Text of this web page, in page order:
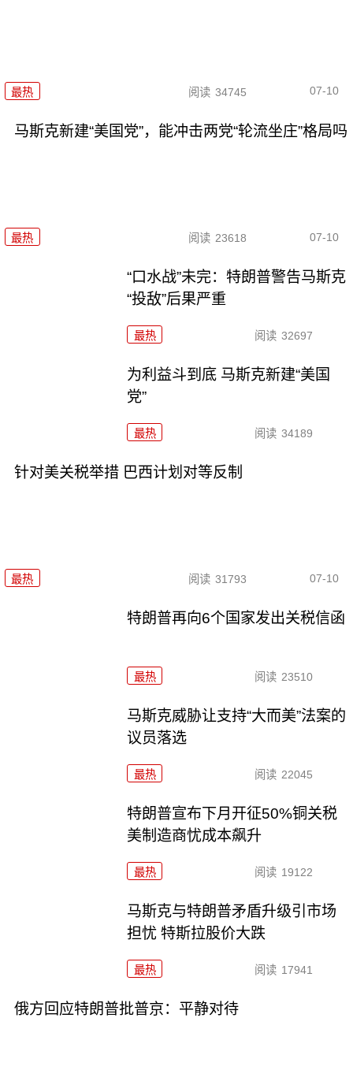
最热 阅读 34745 07-10
马斯克新建“美国党”，能冲击两党“轮流坐庄”格局吗
最热 阅读 23618 07-10
“口水战”未完：特朗普警告马斯克
“投敌”后果严重
最热 阅读 32697
为利益斗到底 马斯克新建“美国
党”
最热 阅读 34189
针对美关税举措 巴西计划对等反制
最热 阅读 31793 07-10
特朗普再向6个国家发出关税信函
最热 阅读 23510
马斯克威胁让支持“大而美”法案的
议员落选
最热 阅读 22045
特朗普宣布下月开征50%铜关税
美制造商忧成本飙升
最热 阅读 19122
马斯克与特朗普矛盾升级引市场
担忧 特斯拉股价大跌
最热 阅读 17941
俄方回应特朗普批普京：平静对待